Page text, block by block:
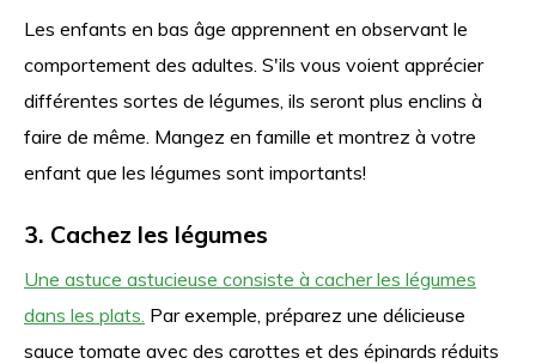
Les enfants en bas âge apprennent en observant le
comportement des adultes. S'ils vous voient apprécier
différentes sortes de légumes, ils seront plus enclins à
faire de même. Mangez en famille et montrez à votre
enfant que les légumes sont importants!
3. Cachez les légumes
Une astuce astucieuse consiste à cacher les légumes
dans les plats. Par exemple, préparez une délicieuse
sauce tomate avec des carottes et des épinards réduits